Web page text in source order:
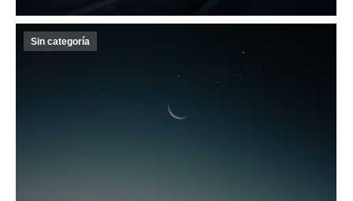
Sin categoría